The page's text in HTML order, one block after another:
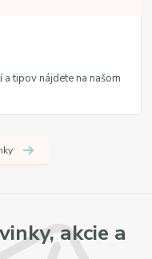
tipov nájdete na našom
akcie a